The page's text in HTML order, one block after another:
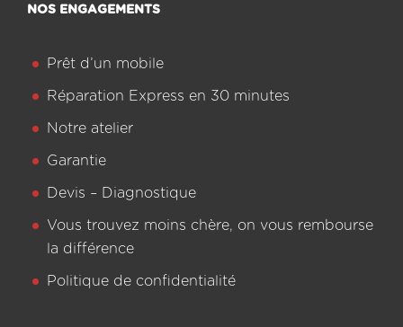
NOS ENGAGEMENTS
Prêt d’un mobile
Réparation Express en 30 minutes
Notre atelier
Garantie
Devis – Diagnostique
Vous trouvez moins chère, on vous rembourse
la différence
Politique de confidentialité